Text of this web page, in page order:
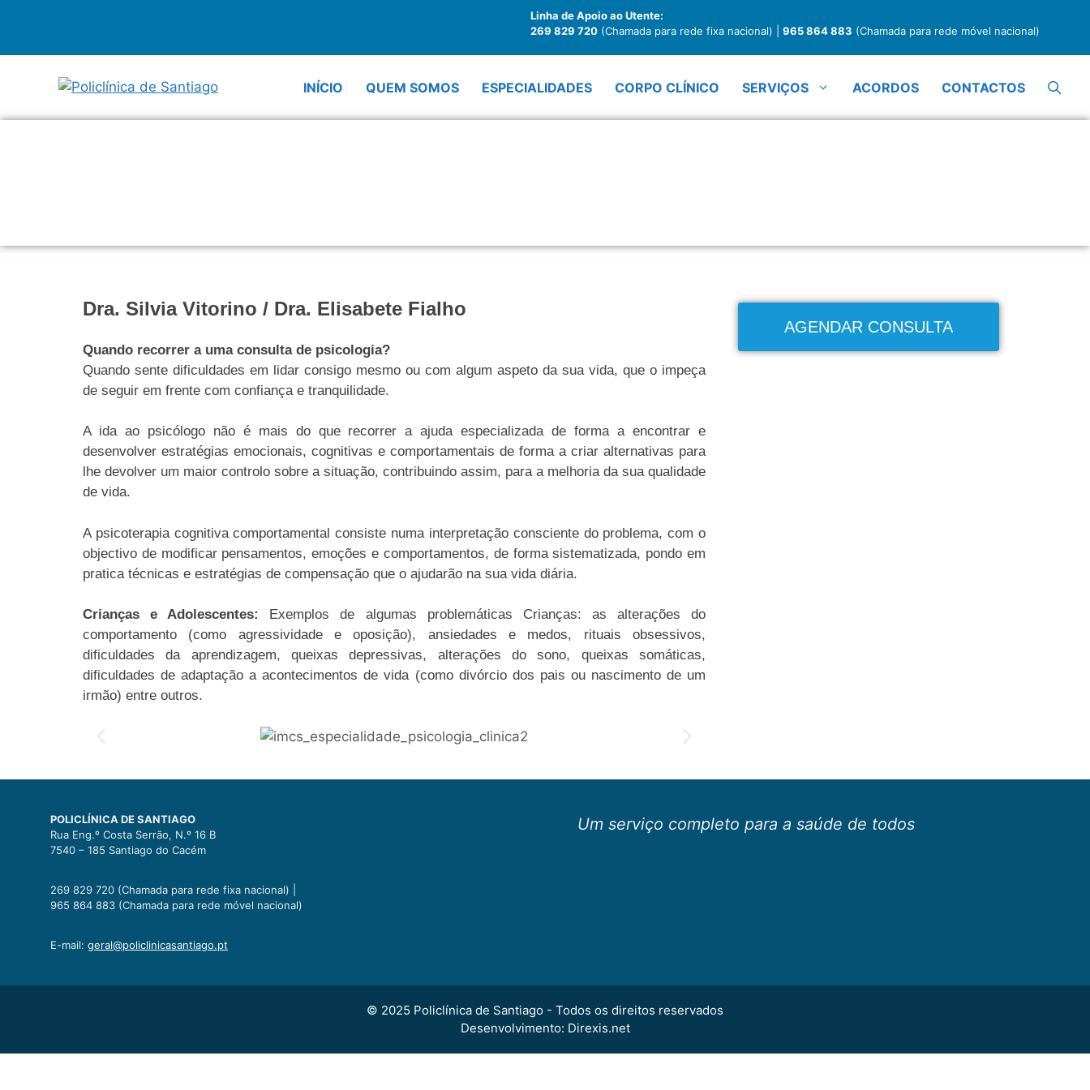
Linha de Apoio ao Utente:
269 829 720 (Chamada para rede fixa nacional) | 965 864 883 (Chamada para rede móvel nacional)
INÍCIO QUEM SOMOS ESPECIALIDADES CORPO CLÍNICO SERVIÇOS ACORDOS CONTACTOS
Dra. Silvia Vitorino / Dra. Elisabete Fialho
Quando recorrer a uma consulta de psicologia?
Quando sente dificuldades em lidar consigo mesmo ou com algum aspeto da sua vida, que o impeça
de seguir em frente com confiança e tranquilidade.
A ida ao psicólogo não é mais do que recorrer a ajuda especializada de forma a encontrar e
desenvolver estratégias emocionais, cognitivas e comportamentais de forma a criar alternativas para
lhe devolver um maior controlo sobre a situação, contribuindo assim, para a melhoria da sua qualidade
de vida.
A psicoterapia cognitiva comportamental consiste numa interpretação consciente do problema, com o
objectivo de modificar pensamentos, emoções e comportamentos, de forma sistematizada, pondo em
pratica técnicas e estratégias de compensação que o ajudarão na sua vida diária.
Crianças e Adolescentes:
Exemplos de algumas problemáticas Crianças: as alterações do
comportamento (como agressividade e oposição), ansiedades e medos, rituais obsessivos,
dificuldades da aprendizagem, queixas depressivas, alterações do sono, queixas somáticas,
dificuldades de adaptação a acontecimentos de vida (como divórcio dos pais ou nascimento de um
irmão) entre outros.
AGENDAR CONSULTA
POLICLÍNICA DE SANTIAGO
Rua Eng.º Costa Serrão, N.º 16 B
7540 – 185 Santiago do Cacém
269 829 720 (Chamada para rede fixa nacional) |
965 864 883 (Chamada para rede móvel nacional)
E-mail: geral@policlinicasantiago.pt
Um serviço completo para a saúde de todos
© 2025 Policlínica de Santiago - Todos os direitos reservados
Desenvolvimento: Direxis.net